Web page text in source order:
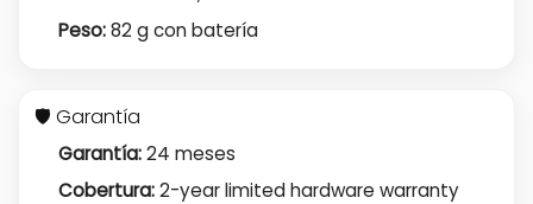
Peso:82 g con batería
🛡️ Garantía
Garantía:24 meses
Cobertura:2-year limited hardware warranty